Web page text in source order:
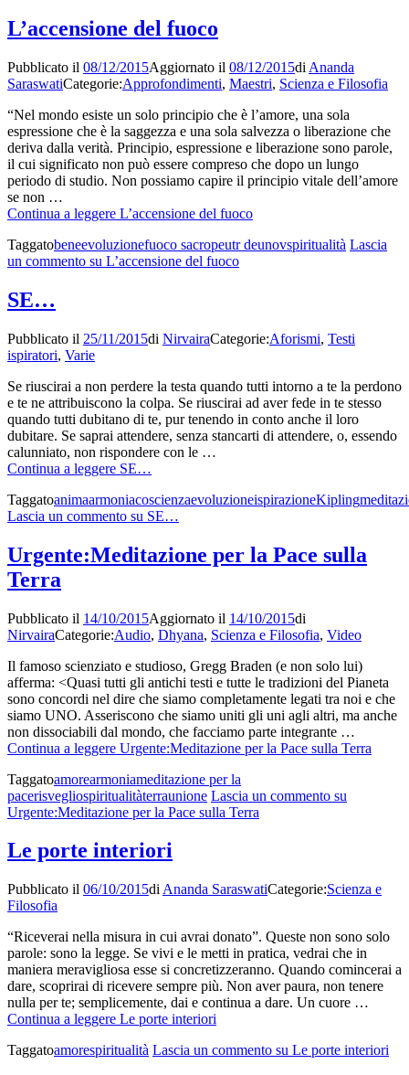
L’accensione del fuoco
Pubblicato il 08/12/2015Aggiornato il 08/12/2015di Ananda
SaraswatiCategorie:Approfondimenti, Maestri, Scienza e Filosofia
“Nel mondo esiste un solo principio che è l’amore, una sola
espressione che è la saggezza e una sola salvezza o liberazione che
deriva dalla verità. Principio, espressione e liberazione sono parole,
il cui significato non può essere compreso che dopo un lungo
periodo di studio. Non possiamo capire il principio vitale dell’amore
se non …
Continua a leggere L’accensione del fuoco
Taggatobeneevoluzionefuoco sacropeutr deunovspiritualità Lascia
un commento su L’accensione del fuoco
SE…
Pubblicato il 25/11/2015di NirvairaCategorie:Aforismi, Testi
ispiratori, Varie
Se riuscirai a non perdere la testa quando tutti intorno a te la perdono
e te ne attribuiscono la colpa. Se riuscirai ad aver fede in te stesso
quando tutti dubitano di te, pur tenendo in conto anche il loro
dubitare. Se saprai attendere, senza stancarti di attendere, o, essendo
calunniato, non rispondere con le …
Continua a leggere SE…
TaggatoanimaarmoniacoscienzaevoluzioneispirazioneKipling
Lascia un commento su SE…
Urgente:Meditazione per la Pace sulla
Terra
Pubblicato il 14/10/2015Aggiornato il 14/10/2015di
NirvairaCategorie:Audio, Dhyana, Scienza e Filosofia, Video
Il famoso scienziato e studioso, Gregg Braden (e non solo lui)
afferma: <Quasi tutti gli antichi testi e tutte le tradizioni del Pianeta
sono concordi nel dire che siamo completamente legati tra noi e che
siamo UNO. Asseriscono che siamo uniti gli uni agli altri, ma anche
non dissociabili dal mondo, che facciamo parte integrante …
Continua a leggere Urgente:Meditazione per la Pace sulla Terra
Taggatoamorearmoniameditazione per la
pacerisvegliospiritualitàterraunione Lascia un commento su
Urgente:Meditazione per la Pace sulla Terra
Le porte interiori
Pubblicato il 06/10/2015di Ananda SaraswatiCategorie:Scienza e
Filosofia
“Riceverai nella misura in cui avrai donato”. Queste non sono solo
parole: sono la legge. Se vivi e le metti in pratica, vedrai che in
maniera meravigliosa esse si concretizzeranno. Quando comincerai a
dare, scoprirai di ricevere sempre più. Non aver paura, non tenere
nulla per te; semplicemente, dai e continua a dare. Un cuore …
Continua a leggere Le porte interiori
Taggatoamorespiritualità Lascia un commento su Le porte interiori